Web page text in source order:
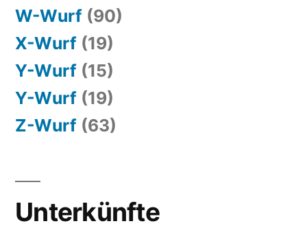
W-Wurf (90)
X-Wurf (19)
Y-Wurf (15)
Y-Wurf (19)
Z-Wurf (63)
Unterkünfte